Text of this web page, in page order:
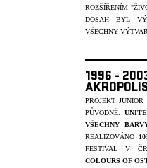
ROZŠÍŘENÍM
DOSAH BYL
VŠECHNY
1996 -
PROJEKT
PŮVODNĚ:
VŠECHNY
REALIZOVÁNO
FESTIVAL V
COLOURS OF